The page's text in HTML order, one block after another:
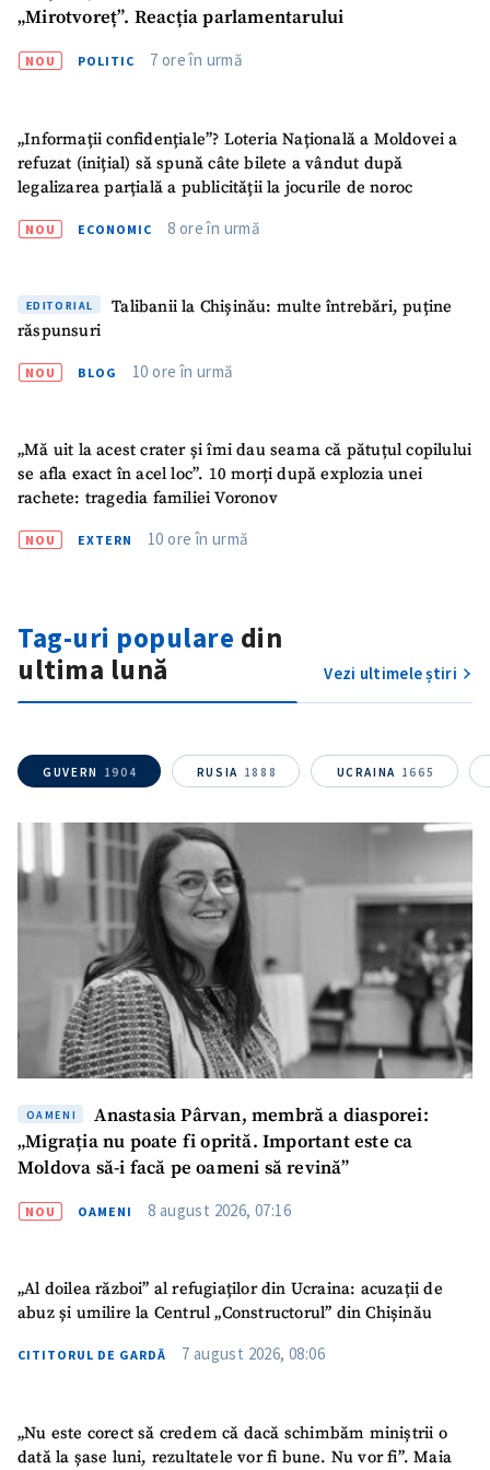
SUSȚINE
„Mirotvoreț”. Reacția parlamentarului
NOU POLITIC 7 ore în urmă
„Informații confidențiale”? Loteria Națională a Moldovei a
refuzat (inițial) să spună câte bilete a vândut după
legalizarea parțială a publicității la jocurile de noroc
NOU ECONOMIC 8 ore în urmă
EDITORIAL
Talibanii la Chișinău: multe întrebări, puține
răspunsuri
NOU BLOG 10 ore în urmă
„Mă uit la acest crater și îmi dau seama că pătuțul copilului
se afla exact în acel loc”. 10 morți după explozia unei
rachete: tragedia familiei Voronov
NOU EXTERN 10 ore în urmă
Tag-uri populare din
ultima lună
Vezi ultimele știri
GUVERN 1904 RUSIA 1888 UCRAINA 1665
OAMENI
Anastasia Pârvan, membră a diasporei:
„Migrația nu poate fi oprită. Important este ca
Moldova să-i facă pe oameni să revină”
NOU OAMENI 8 august 2026, 07:16
„Al doilea război” al refugiaților din Ucraina: acuzații de
abuz și umilire la Centrul „Constructorul” din Chișinău
CITITORUL DE GARDĂ 7 august 2026, 08:06
„Nu este corect să credem că dacă schimbăm miniștrii o
dată la șase luni, rezultatele vor fi bune. Nu vor fi”. Maia